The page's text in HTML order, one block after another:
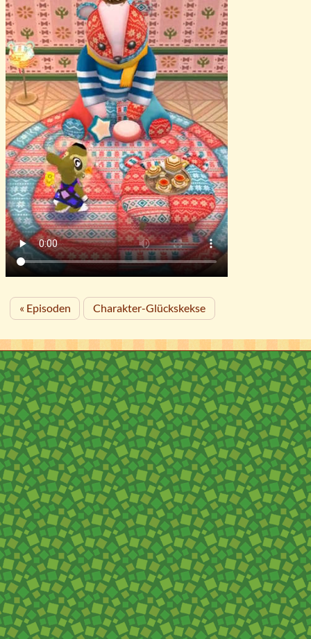
« Episoden Charakter-Glückskekse